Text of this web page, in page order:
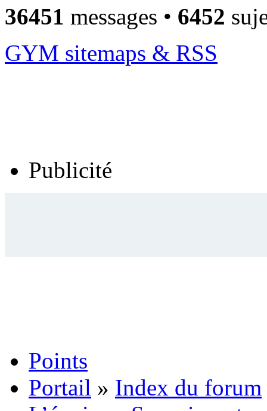
36451 messages • 6452
GYM sitemaps & RSS
Publicité
Points
Portail » Index du forum